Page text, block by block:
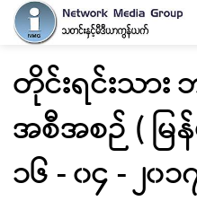
တိုင်းရင်းသား
အစီအစဉ် ( မြ
၁၆ - ၀၄ - ၂၀၁